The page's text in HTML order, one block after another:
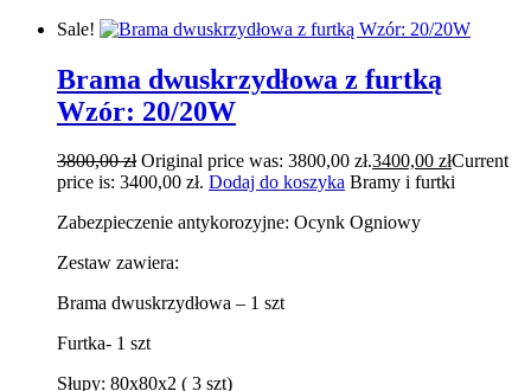
Sale!
Brama dwuskrzydłowa z furtką
Wzór: 20/20W
3800,00zł Original price was: 3800,00 zł.3400,00 złCurrent
price is: 3400,00 zł. Dodaj do koszyka Bramy i furtki
Zabezpieczenie antykorozyjne: Ocynk Ogniowy
Zestaw zawiera:
Brama dwuskrzydłowa – 1 szt
Furtka- 1 szt
Słupy: 80x80x2 ( 3 szt)